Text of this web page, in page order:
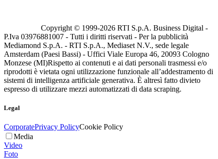
Copyright © 1999-2026 RTI S.p.A. Business Digital -
P.Iva 03976881007 - Tutti i diritti riservati - Per la pubblicità
Mediamond S.p.A. - RTI S.p.A., Mediaset N.V., sede legale
Amsterdam (Paesi Bassi) - Uffici Viale Europa 46, 20093 Cologno
Monzese (MI)Rispetto ai contenuti e ai dati personali trasmessi e/o
riprodotti è vietata ogni utilizzazione funzionale all’addestramento di
sistemi di intelligenza artificiale generativa. È altresì fatto divieto
espresso di utilizzare mezzi automatizzati di data scraping.
Legal
CorporatePrivacy PolicyCookie Policy
Media
Video
Foto